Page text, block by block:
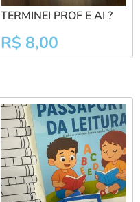
TERMINEI PROF E AI ?
R$ 8,00